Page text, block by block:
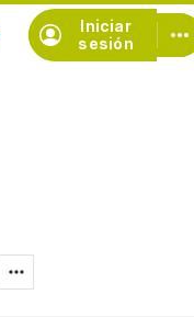
Iniciar
sesión